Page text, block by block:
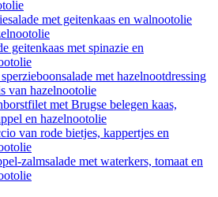
met geitenkaas en walnootolie
geitenkaas met spinazie en
met hazelnootdressing
van hazelnootolie
met Brugse belegen kaas,
en hazelnootolie
van rode bietjes, kappertjes en
zalmsalade met waterkers, tomaat en